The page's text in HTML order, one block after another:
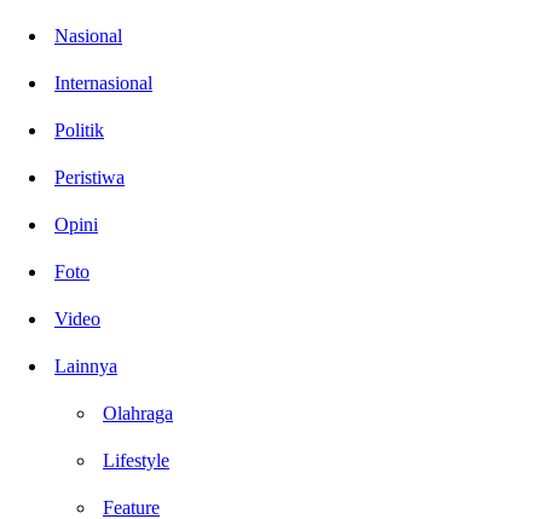
Nasional
Internasional
Politik
Peristiwa
Opini
Foto
Video
Lainnya
Olahraga
Lifestyle
Feature